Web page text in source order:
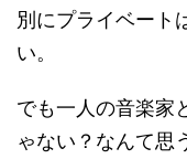
別にプライベート
い。
でも一人の音楽家
ゃない？なんて思